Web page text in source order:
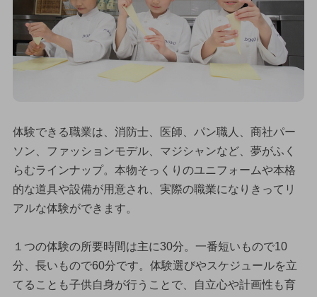
体験できる職業は、消防士、医師、パン職人、商社パー
ソン、ファッションモデル、マジシャンなど、夢がふく
らむラインナップ。本物そっくりのユニフォームや本格
的な道具や設備が用意され、実際の職業になりきってリ
アルな体験ができます。
１つの体験の所要時間は主に30分。一番短いもので10
分、長いもので60分です。体験選びやスケジュールを立
てることも子供自身が行うことで、自立心や計画性も育